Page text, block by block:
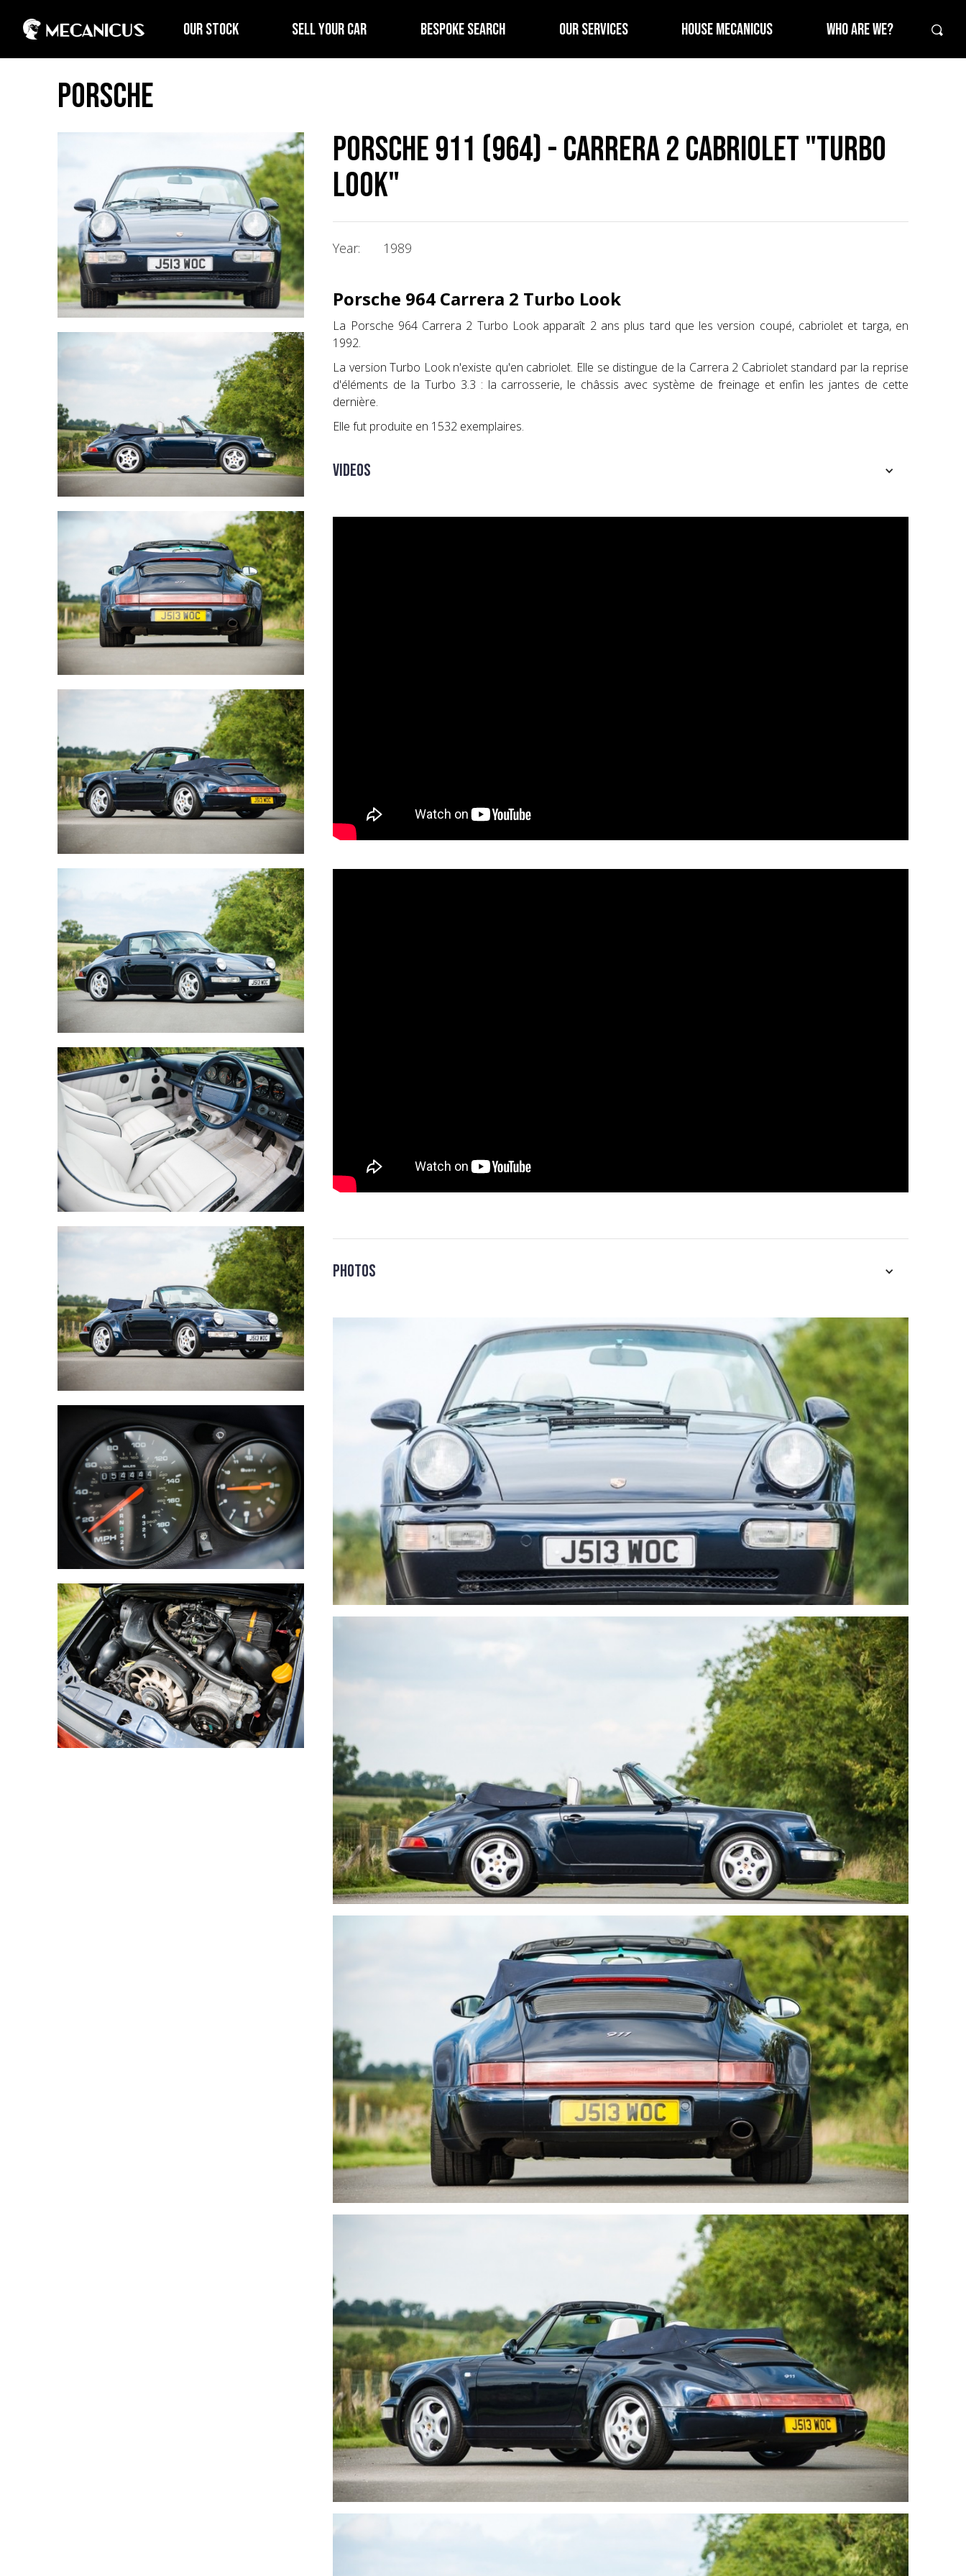
OUR STOCK SELL YOUR CAR BESPOKE SEARCH OUR SERVICES HOUSE MECANICUS WHO ARE WE?
Porsche
Porsche 911 (964) - Carrera 2 Cabriolet "Turbo
Look"
Year: 1989
Porsche 964 Carrera 2 Turbo Look
La Porsche 964 Carrera 2 Turbo Look apparaît 2 ans plus tard que les version coupé, cabriolet et targa, en
1992.
La version Turbo Look n'existe qu'en cabriolet. Elle se distingue de la Carrera 2 Cabriolet standard par la reprise
d'éléments de la Turbo 3.3 : la carrosserie, le châssis avec système de freinage et enfin les jantes de cette
dernière.
Elle fut produite en 1532 exemplaires.
Videos
Photos